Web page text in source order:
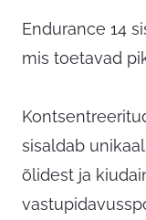
Endurance 14
mis toetavad
sisaldab
õlidest ja